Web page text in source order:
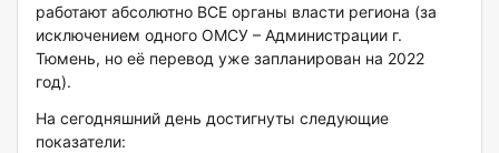
работают абсолютно ВСЕ органы власти региона (за
исключением одного ОМСУ – Администрации г.
Тюмень, но её перевод уже запланирован на 2022
год).
На сегодняшний день достигнуты следующие
показатели: